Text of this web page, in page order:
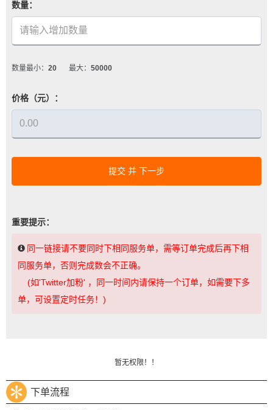
数量：
数量最小： 20 最大： 50000
价格（元）：
提交 并 下一步
重要提示：
同一链接请不要同时下相同服务单，需等订单完成后再下相
同服务单，否则完成数会不正确。
(如'Twitter加粉' ，同一时间内请保持一个订单，如需要下多
单，可设置定时任务！)
暂无权限！！
下单流程